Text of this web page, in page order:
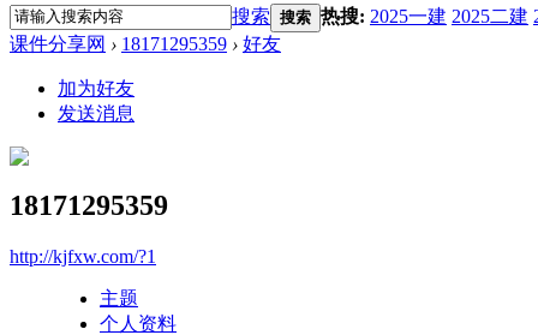
搜索 搜索 热搜: 2025一建 2025二建
课件分享网 › 18171295359 › 好友
加为好友
发送消息
18171295359
http://kjfxw.com/?1
主题
个人资料